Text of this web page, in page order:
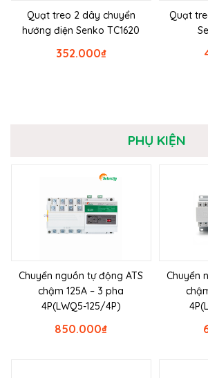
Quạt treo 2 dây chuyển
hướng điện Senko TC1620
₫
352.000
Quạt
PHỤ KIỆN
Chuyển nguồn tự động ATS
chậm 125A – 3 pha
4P(LWQ5-125/4P)
₫
850.000
Chuyển